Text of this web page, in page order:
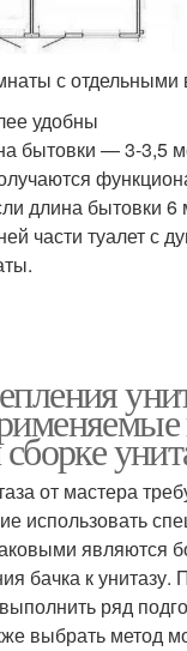
с отдельными
удобны
бытовки — 3-3,5
длина бытовки 6
части туалет с
от мастера
использовать
являются
бачка к унитазу.
ряд
выбрать метод